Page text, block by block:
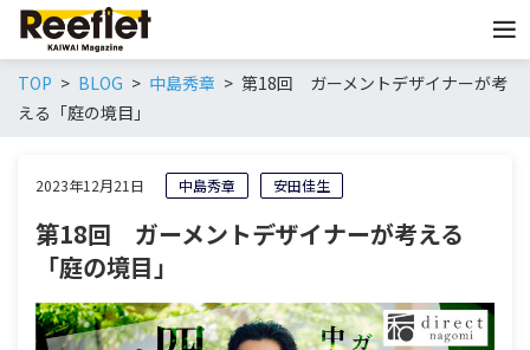
TOP BLOG 中島秀章
第18回 ガーメントデザイナーが考
える「庭の境目」
2023年12月21日 中島秀章 安田佳生
第18回 ガーメントデザイナーが考える
「庭の境目」